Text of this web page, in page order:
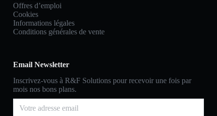
Offres d’emploi
Cookies
Informations légales
Conditions générales de vente
Email Newsletter
Inscrivez-vous à R&F Solutions pour recevoir une fois par
mois nos bons plans.